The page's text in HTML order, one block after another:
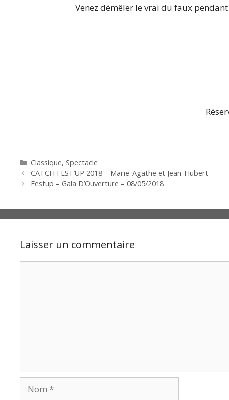
Venez démêler le vrai du faux
Catégories
Classique, Spectacle
CATCH FEST’UP 2018 – Marie-Agathe et Jean-Hubert
Festup – Gala D’Ouverture – 08/05/2018
Laisser un commentaire